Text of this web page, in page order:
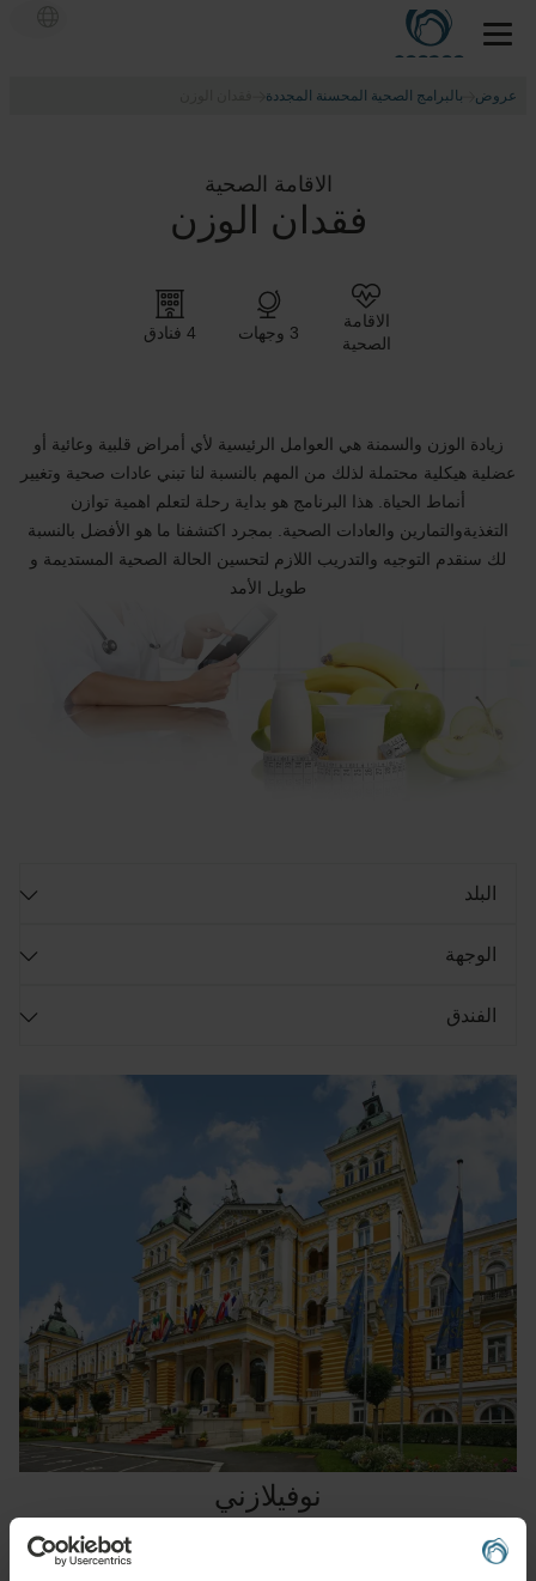
عروض بالبرامج الصحية المحسنة المجددة
الاقامة الصحية
فقدان الوزن
الاقامة
الصحية
3 وجهات 4 فنادق
زيادة الوزن والسمنة هي العوامل الرئيسية لأي أمراض قلبية وعائية أو
عضلية هيكلية محتملة لذلك من المهم بالنسبة لنا تبني عادات صحية وتغيير
أنماط الحياة. هذا البرنامج هو بداية رحلة لتعلم اهمية توازن
التغذيةوالتمارين والعادات الصحية. بمجرد اكتشفنا ما هو الأفضل بالنسبة
لك سنقدم التوجيه والتدريب اللازم لتحسين الحالة الصحية المستديمة و
طويل الأمد
البلد
الوجهة
الفندق
نوفيلازني